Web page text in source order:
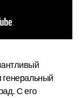
генеральный
С его